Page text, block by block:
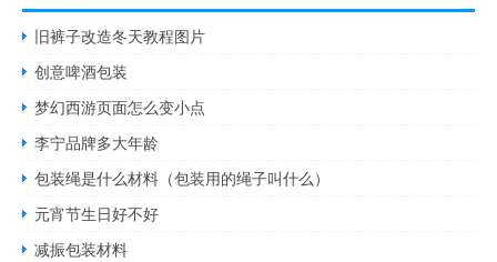
旧裤子改造冬天教程图片
创意啤酒包装
梦幻西游页面怎么变小点
李宁品牌多大年龄
包装绳是什么材料（包装用的绳子叫什么）
元宵节生日好不好
减振包装材料